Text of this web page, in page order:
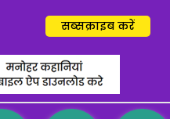
सब्सक्राइब करें